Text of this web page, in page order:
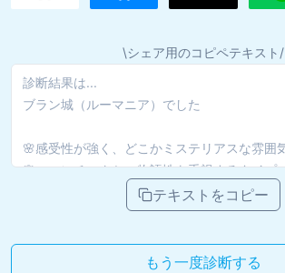
\シェア用のコピペテキスト/
テキストをコピー
もう一度診断する